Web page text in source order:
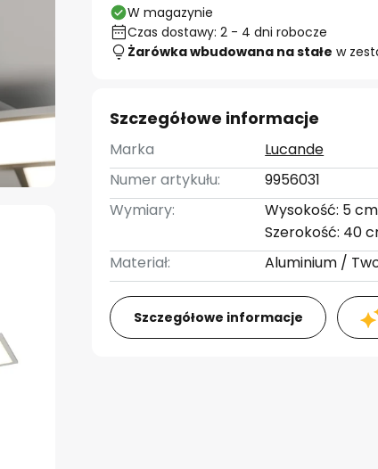
W magazynie
Czas dostawy: 2 - 4 dni robocze
Żarówka wbudowana na stałe w
Szczegółowe informacje
Marka
Lucande
Numer artykułu:
9956031
Wymiary:
Wysokość: 5 cm
Szerokość: 40
Materiał:
Aluminium /
Szczegółowe informacje